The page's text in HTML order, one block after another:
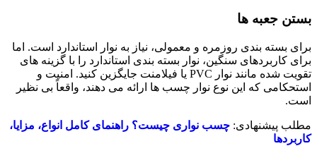
بستن جعبه‌ ها
برای بسته بندی روزمره و معمولی، نیاز به نوار استاندارد است. اما
برای کاربردهای سنگین، نوار بسته ‌بندی استاندارد را با گزینه‌ های
تقویت ‌شده مانند نوار PVC یا فیلامنت جایگزین کنید. امنیت و
استحکامی که این نوع نوار چسب ‌ها ارائه می‌ دهند، واقعاً بی ‌نظیر
است.
مطلب پیشنهادی: چسب نواری چیست؟ راهنمای کامل انواع، مزایا،
کاربردها